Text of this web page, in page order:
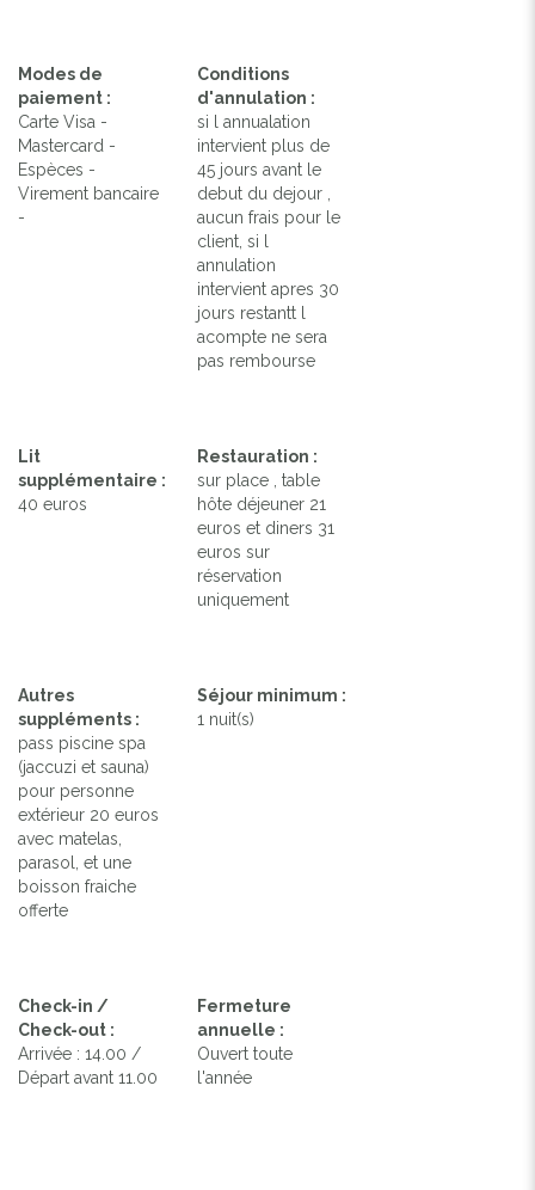
Modes de
paiement :
Carte Visa -
Mastercard -
Espèces -
Virement bancaire
-
Conditions
d'annulation :
si l annualation
intervient plus de
45 jours avant le
debut du dejour ,
aucun frais pour le
client, si l
annulation
intervient apres 30
jours restantt l
acompte ne sera
pas rembourse
Lit
supplémentaire :
40 euros
Restauration :
sur place , table
hôte déjeuner 21
euros et diners 31
euros sur
réservation
uniquement
Autres
suppléments :
pass piscine spa
(jaccuzi et sauna)
pour personne
extérieur 20 euros
avec matelas,
parasol, et une
boisson fraiche
offerte
Séjour minimum :
1 nuit(s)
Check-in /
Check-out :
Arrivée : 14.00 /
Départ avant 11.00
Fermeture
annuelle :
Ouvert toute
l'année